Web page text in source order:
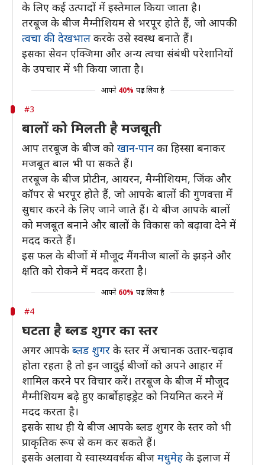
के लिए कई उत्पादों में इस्तेमाल किया जाता है।
तरबूज के बीज मैग्नीशियम से भरपूर होते हैं, जो आपकी
त्वचा की देखभाल करके उसे स्वस्थ बनाते हैं।
इसका सेवन एक्जिमा और अन्य त्वचा संबंधी परेशानियों
के उपचार में भी किया जाता है।
आपने 40% पढ़ लिया है
#3
बालों को मिलती है मजबूती
आप तरबूज के बीज को खान-पान का हिस्सा बनाकर
मजबूत बाल भी पा सकते हैं।
तरबूज के बीज प्रोटीन, आयरन, मैग्नीशियम, जिंक और
कॉपर से भरपूर होते हैं, जो आपके बालों की गुणवत्ता में
सुधार करने के लिए जाने जाते हैं। ये बीज आपके बालों
को मजबूत बनाने और बालों के विकास को बढ़ावा देने में
मदद करते हैं।
इस फल के बीजों में मौजूद मैंगनीज बालों के झड़ने और
क्षति को रोकने में मदद करता है।
आपने 60% पढ़ लिया है
#4
घटता है ब्लड शुगर का स्तर
अगर आपके ब्लड शुगर के स्तर में अचानक उतार-चढ़ाव
होता रहता है तो इन जादुई बीजों को अपने आहार में
शामिल करने पर विचार करें। तरबूज के बीज में मौजूद
मैग्नीशियम बढ़े हुए कार्बोहाइड्रेट को नियमित करने में
मदद करता है।
इसके साथ ही ये बीज आपके ब्लड शुगर के स्तर को भी
प्राकृतिक रूप से कम कर सकते हैं।
इसके अलावा ये स्वास्थ्यवर्धक बीज मधुमेह के इलाज में